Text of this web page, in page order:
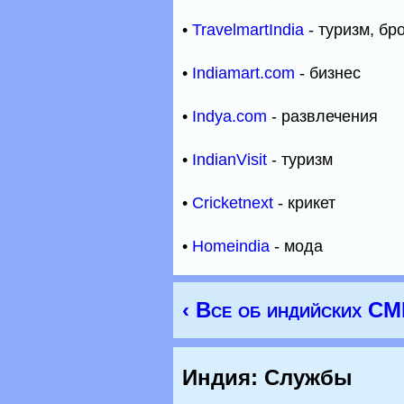
• TravelmartIndia - туризм,
• Indiamart.com - бизнес
• Indya.com - развлечения
• IndianVisit - туризм
• Cricketnext - крикет
• Homeindia - мода
‹ Все об индийских
Индия: Службы